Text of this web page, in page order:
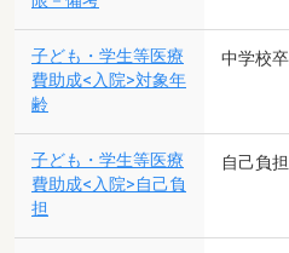
子ども・学生等医療
費助成<入院>対象年
齢
中学校
子ども・学生等医療
費助成<入院>自己負
担
自己負